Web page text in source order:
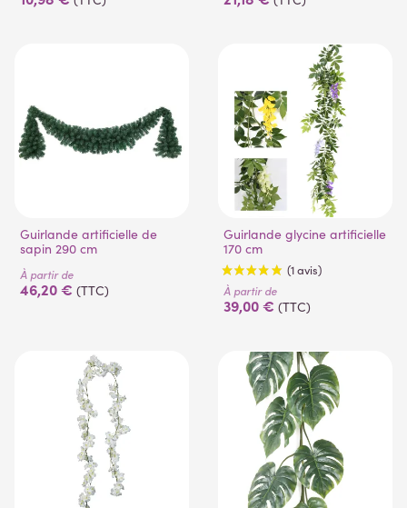
Guirlande artificielle de
sapin 290 cm
À partir de
46,20 € (TTC)
Guirlande glycine artificielle
170 cm
À partir de
39,00 € (TTC)